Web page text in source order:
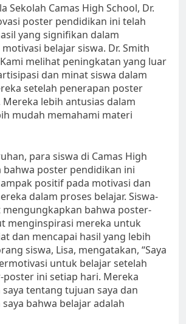
Sekolah Camas High School, Dr.
poster pendidikan ini telah
yang signifikan dalam
belajar siswa. Dr. Smith
melihat peningkatan yang luar
dan minat siswa dalam
setelah penerapan poster
lebih antusias dalam
mudah memahami materi
para siswa di Camas High
bahwa poster pendidikan ini
positif pada motivasi dan
dalam proses belajar. Siswa-
bahwa poster-
menginspirasi mereka untuk
dan mencapai hasil yang lebih
siswa, Lisa, mengatakan, “Saya
untuk belajar setelah
ini setiap hari. Mereka
tentang tujuan saya dan
bahwa belajar adalah